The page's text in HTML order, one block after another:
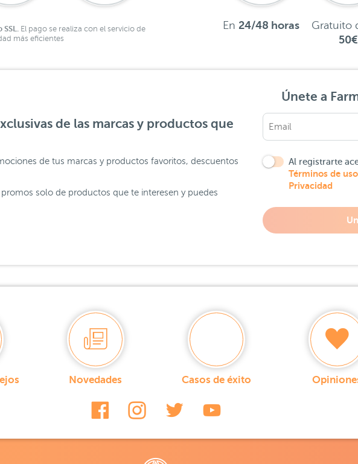
El pago se realiza con el servicio de
más eficientes
En 24/48 horas
Gratuito
50€
de las marcas y productos que
de tus marcas y productos favoritos, descuentos
solo de productos que te interesen y puedes
Únete a
Al registrarte
Términos de uso
Privacidad
Novedades Casos de éxito